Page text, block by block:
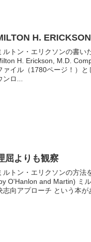
H.
ルトン・エリクソンの書い
H. Erickson, M.D.
ァイル（1780ページ！）
ンロ...
屈よりも観察
ルトン・エリクソンの方
O'Hanlon and Martin) ミ
志向アプローチ という本が